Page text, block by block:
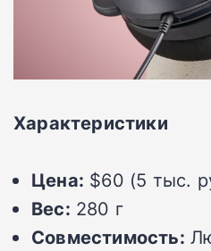
Характеристики
Цена: $60 (5 тыс.
Вес: 280 г
Совместимость: